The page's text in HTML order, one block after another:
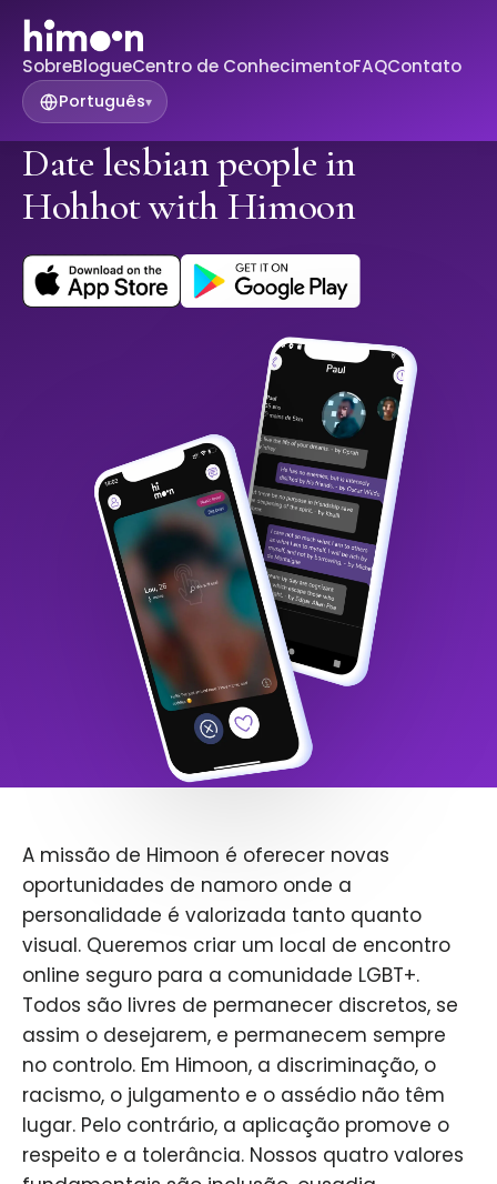
SobreBlogueCentro de ConhecimentoFAQContato
Português▾
Date lesbian people in
Hohhot with Himoon
A missão de Himoon é oferecer novas
oportunidades de namoro onde a
personalidade é valorizada tanto quanto
visual. Queremos criar um local de encontro
online seguro para a comunidade LGBT+.
Todos são livres de permanecer discretos, se
assim o desejarem, e permanecem sempre
no controlo. Em Himoon, a discriminação, o
racismo, o julgamento e o assédio não têm
lugar. Pelo contrário, a aplicação promove o
respeito e a tolerância. Nossos quatro valores